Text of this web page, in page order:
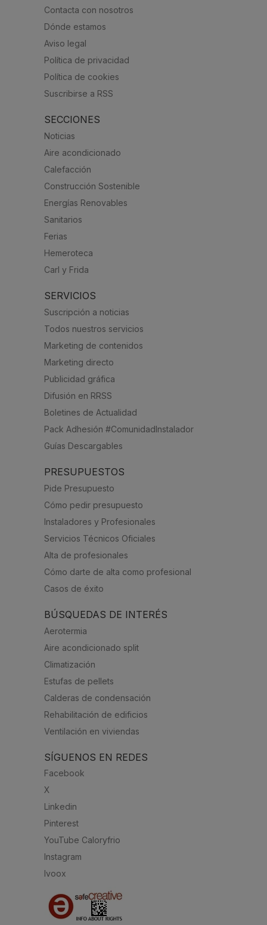
Contacta con nosotros
Dónde estamos
Aviso legal
Política de privacidad
Política de cookies
Suscribirse a RSS
SECCIONES
Noticias
Aire acondicionado
Calefacción
Construcción Sostenible
Energías Renovables
Sanitarios
Ferias
Hemeroteca
Carl y Frida
SERVICIOS
Suscripción a noticias
Todos nuestros servicios
Marketing de contenidos
Marketing directo
Publicidad gráfica
Difusión en RRSS
Boletines de Actualidad
Pack Adhesión #ComunidadInstalador
Guías Descargables
PRESUPUESTOS
Pide Presupuesto
Cómo pedir presupuesto
Instaladores y Profesionales
Servicios Técnicos Oficiales
Alta de profesionales
Cómo darte de alta como profesional
Casos de éxito
BÚSQUEDAS DE INTERÉS
Aerotermia
Aire acondicionado split
Climatización
Estufas de pellets
Calderas de condensación
Rehabilitación de edificios
Ventilación en viviendas
SÍGUENOS EN REDES
Facebook
X
Linkedin
Pinterest
YouTube Caloryfrio
Instagram
Ivoox